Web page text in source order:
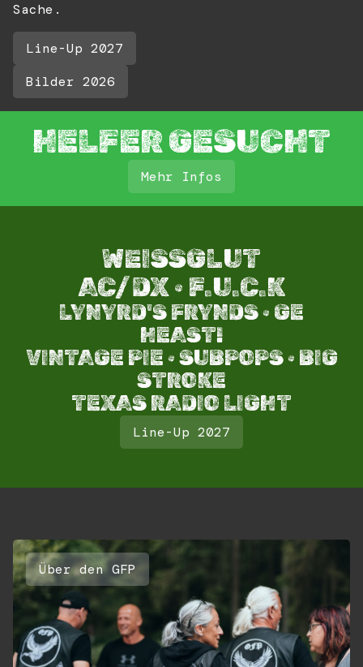
Sache.
Line-Up 2027
Bilder 2026
HELFER GESUCHT
Mehr Infos
WEISSGLUT
AC/DX · F.U.C.K
LYNYRD'S FRYNDS · GE
HEAST!
VINTAGE PIE · SUBPOPS · BIG
STROKE​
TEXAS RADIO LIGHT​
Line-Up 2027
Über den GFP